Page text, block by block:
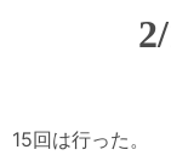
15回は行った。